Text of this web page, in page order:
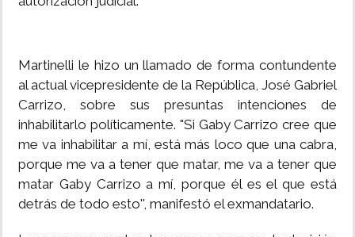
Martinelli le hizo un llamado de forma contundente
al actual vicepresidente de la República, José Gabriel
Carrizo, sobre sus presuntas intenciones de
inhabilitarlo políticamente. "Si Gaby Carrizo cree que
me va inhabilitar a mí, está más loco que una cabra,
porque me va a tener que matar, me va a tener que
matar Gaby Carrizo a mí, porque él es el que está
detrás de todo esto'', manifestó el exmandatario.